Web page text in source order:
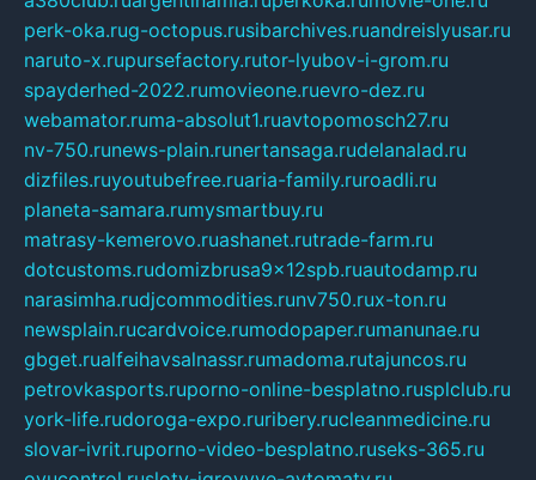
perk-oka.rug-octopus.rusibarchives.ruandreislyusar.ru
naruto-x.rupursefactory.rutor-lyubov-i-grom.ru
spayderhed-2022.rumovieone.ruevro-dez.ru
webamator.ruma-absolut1.ruavtopomosch27.ru
nv-750.runews-plain.runertansaga.rudelanalad.ru
dizfiles.ruyoutubefree.ruaria-family.ruroadli.ru
planeta-samara.rumysmartbuy.ru
matrasy-kemerovo.ruashanet.rutrade-farm.ru
dotcustoms.rudomizbrusa9x12spb.ruautodamp.ru
narasimha.rudjcommodities.runv750.rux-ton.ru
newsplain.rucardvoice.rumodopaper.rumanunae.ru
gbget.rualfeihavsalnassr.rumadoma.rutajuncos.ru
petrovkasports.ruporno-online-besplatno.rusplclub.ru
york-life.rudoroga-expo.ruribery.rucleanmedicine.ru
slovar-ivrit.ruporno-video-besplatno.ruseks-365.ru